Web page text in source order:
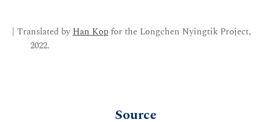
| Translated byHan Kopfor the Longchen Nyingtik Project,
2022.
Source